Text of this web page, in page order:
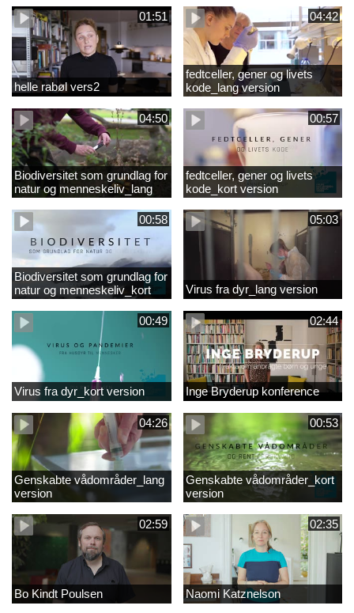
01:51
helle rabøl vers2
04:42
fedtceller, gener og livets
kode_lang version
04:50
Biodiversitet som grundlag for
natur og menneskeliv_lang
version
00:57
fedtceller, gener og livets
kode_kort version
00:58
Biodiversitet som grundlag for
natur og menneskeliv_kort
version
05:03
Virus fra dyr_lang version
00:49
Virus fra dyr_kort version
02:44
Inge Bryderup konference
04:26
Genskabte vådområder_lang
version
00:53
Genskabte vådområder_kort
version
02:59
Bo Kindt Poulsen
02:35
Naomi Katznelson